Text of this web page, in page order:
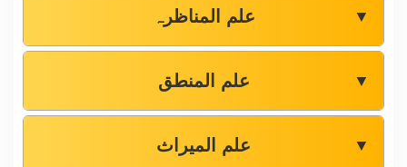
علم المناظرہ ▼
علم المنطق ▼
علم المیراث ▼